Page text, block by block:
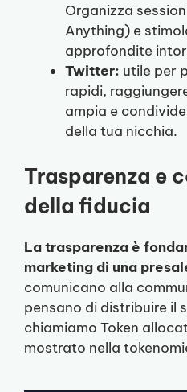
Organizza
Anything) e
approfondite
Twitter: utile per
rapidi,
ampia e
della tua nicchia.
Trasparenza e
della fiducia
La trasparenza è
marketing di una
comunicano alla
pensano di distribuire il
chiamiamo Token
mostrato nella